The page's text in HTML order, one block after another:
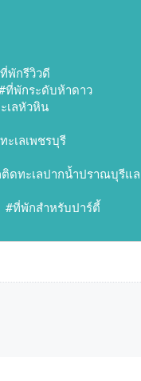
พักรีวิวดี
พักระดับห้าดาว
เลหัวหิน
เลเพชรบุรี
ดทะเลปากน้ำปราณบุรีแล
ที่พักสำหรับปาร์ตี้